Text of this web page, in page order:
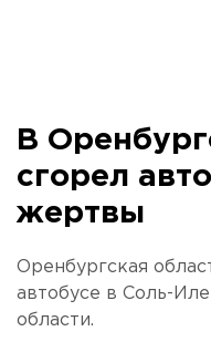
В
сгорел
жертвы
Оренбургская
автобусе в Соль-
области.